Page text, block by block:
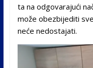
ta na od­go­va­ra­jući
može obe­zbi­je­di­ti
neće ne­dos­ta­ja­ti.